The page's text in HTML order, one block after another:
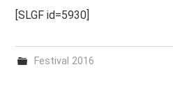
[SLGF id=5930]
Festival 2016